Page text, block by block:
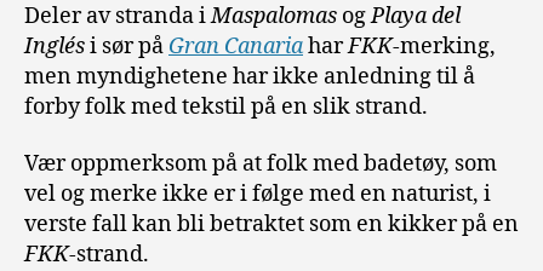
Deler av stranda iMaspalomas ogPlaya del
Inglési sør på Gran CanariaharFKK-merking,
men myndighetene har ikke anledning til å
forby folk med tekstil på en slik strand.
Vær oppmerksom på at folk med badetøy, som
vel og merke ikke er i følge med en naturist, i
verste fall kan bli betraktet som en kikker på en
FKK-strand.